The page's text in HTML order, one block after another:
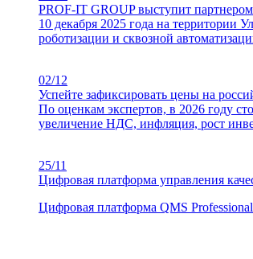
PROF-IT GROUP выступит
10 декабря 2025 года на территории
роботизации и сквозной
02/12
Успейте зафиксировать цены на
По оценкам экспертов, в 2026 году
увеличение НДС, инфляция, рост
25/11
Цифровая платформа управления
Цифровая платформа QMS